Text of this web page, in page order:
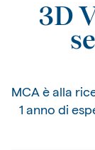
3D
MCA è alla
1 anno di